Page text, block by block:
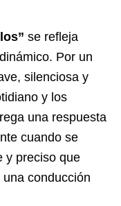
se refleja
Por un
silenciosa y
y los
una respuesta
cuando se
y preciso que
conducción